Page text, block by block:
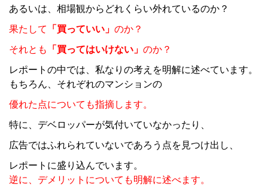
あるいは、相場観からどれくらい外れているのか？
果たして
「買っていい」 のか？
それとも
「買ってはいけない」 のか？
レポートの中では、私なりの考えを明解に述べています。
もちろん、それぞれのマンションの
優れた点についても指摘します。
特に、デベロッパーが気付いていなかったり、
広告ではふれられていないであろう点を見つけ出し、
レポートに盛り込んでいます。
逆に、デメリットについても明解に述べます。